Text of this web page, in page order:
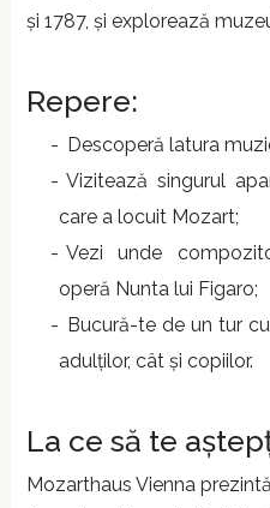
și 1787, și explorează
Repere:
Descoperă latura
Vizitează singurul
care a locuit Mozart;
Vezi unde
operă Nunta lui Figaro;
Bucură-te de un tur
adulților, cât și copiilor.
La ce să te
Mozarthaus Vienna